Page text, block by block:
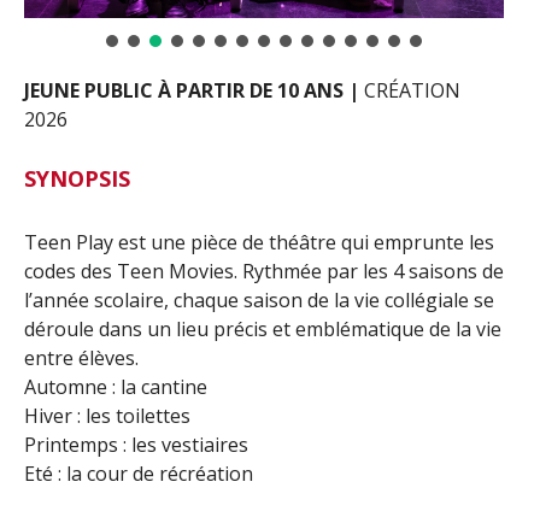
JEUNE PUBLIC À PARTIR DE 10 ANS | CRÉATION
2026
SYNOPSIS
Teen Play est une pièce de théâtre qui emprunte les
codes des Teen Movies. Rythmée par les 4 saisons de
l’année scolaire, chaque saison de la vie collégiale se
déroule dans un lieu précis et emblématique de la vie
entre élèves.
Automne : la cantine
Hiver : les toilettes
Printemps : les vestiaires
Eté : la cour de récréation